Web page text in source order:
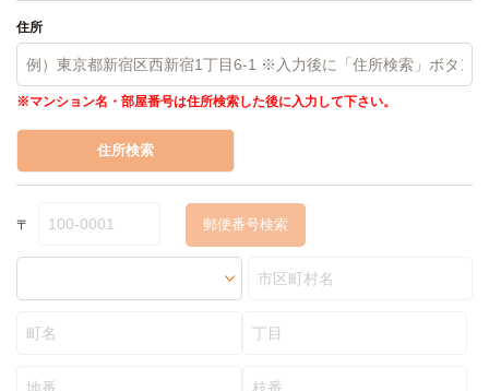
住所
※マンション名・部屋番号は住所検索した後に入力して下さい。
住所検索
〒